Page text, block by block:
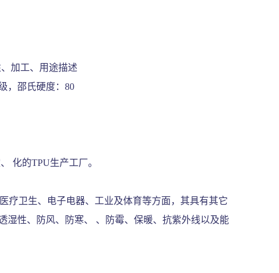
加工、用途描述
，邵氏硬度：80
化的TPU生产工厂。
疗卫生、电子电器、工业及体育等方面，其具有其它
湿性、防风、防寒、 、防霉、保暖、抗紫外线以及能